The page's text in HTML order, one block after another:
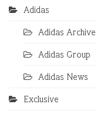
Adidas
Adidas Archive
Adidas Group
Adidas News
Exclusive